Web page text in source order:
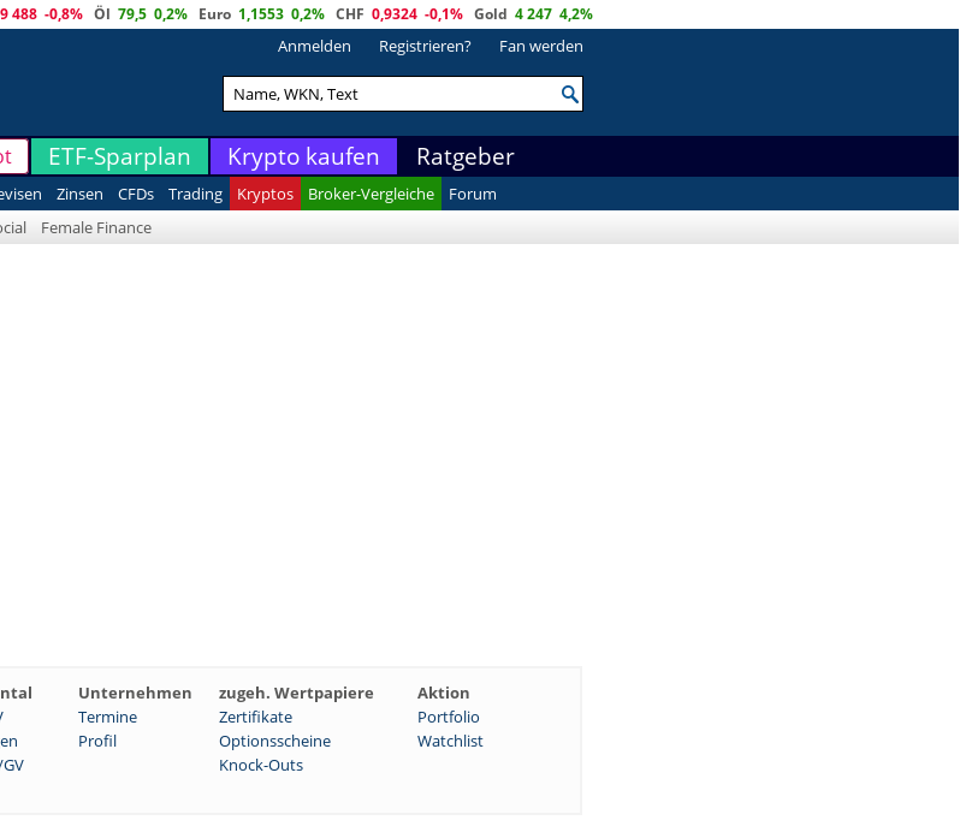
488 -0,8% Öl 79,5 0,2% Euro 1,1553 0,2% CHF 0,9324 -0,1% Gold 4 247 4,2%
Anmelden Registrieren? Fan werden
ETF-Sparplan Krypto kaufen Ratgeber
Zinsen CFDs Trading Kryptos Broker-Vergleiche
Forum
Female Finance
Unternehmen zugeh. Wertpapiere
Aktion
Termine Zertifikate
Portfolio
Profil Optionsscheine
Watchlist
Knock-Outs